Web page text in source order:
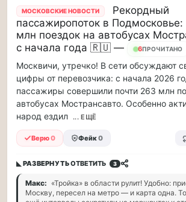
упаковки
88
млн
рублей
связи
с
повреждением
оборудования
Страховой
Дом
ВСК
ООО
«Союз-
МОСКОВСКИЕ НОВОСТИ
Рекордный
пассажиропоток в Подмосковье:
млн поездок на автобусах
с начала года 🇷🇺 —
6ПРОЧИТАНО
Москвичи, утречко! В сети обсуждают
цифры от перевозчика: с начала 2026
пассажиры совершили почти 263 млн
автобусах Мострансавто. Особенно
народ ездил ... ЕЩЁ
Верю0 Фейк0
◣ РАЗВЕРНУТЬОТВЕТИТЬ 3
Макс: «Тройка» в области рулит! Удобно:
Москву, пересел на метро — и карта одна.